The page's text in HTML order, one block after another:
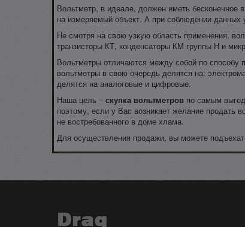
Вольтметр, в идеале, должен иметь бесконечное
на измеряемый объект. А при соблюдении данных
Не смотря на свою узкую область применения,
транзисторы КТ, конденсаторы КМ группы Н и
Вольтметры отличаются между собой по способу
вольтметры в свою очередь делятся на:
делятся на аналоговые и цифровые.
Наша цель – скупка вольтметров по самым
поэтому, если у Вас возникает желание продать
не востребованного в доме хлама.
Для осуществления продажи, вы можете